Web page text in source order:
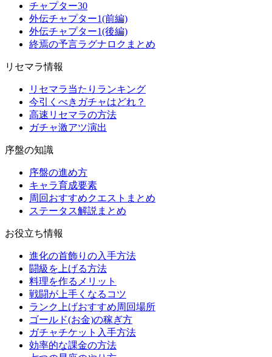
チャプター30
外伝チャプター1(前編)
外伝チャプター1(後編)
終焉の予言ラグナロクまとめ
リセマラ情報
リセマラ当たりランキング
今引くべきガチャはどれ？
高速リセマラの方法
ガチャ激アツ演出
序盤の知識
序盤の進め方
キャラ育成要素
周回おすすめクエストまとめ
ステータス解説まとめ
お役立ち情報
進化の首飾りの入手方法
闘級を上げる方法
料理を作るメリット
戦闘が上手くなるコツ
ランク上げおすすめ周回場所
ゴールド(お金)の稼ぎ方
ガチャチケット入手方法
効率的な課金の方法